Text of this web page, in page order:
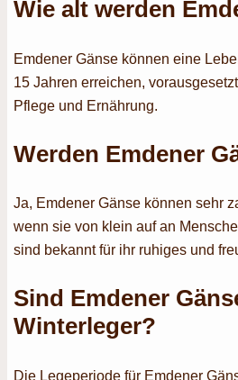
Wie alt werden
Emdener Gänse können eine
15 Jahren erreichen,
Pflege und Ernährung.
Werden Emdener
Ja, Emdener Gänse können sehr
wenn sie von klein auf an
sind bekannt für ihr ruhiges und
Sind Emdener
Winterleger?
Die Legeperiode für Emdener